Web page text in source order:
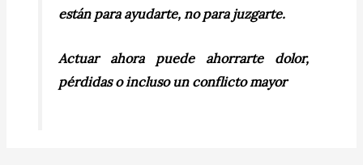
están para ayudarte, no para juzgarte.
Actuar ahora puede ahorrarte dolor,
pérdidas o incluso un conflicto mayor